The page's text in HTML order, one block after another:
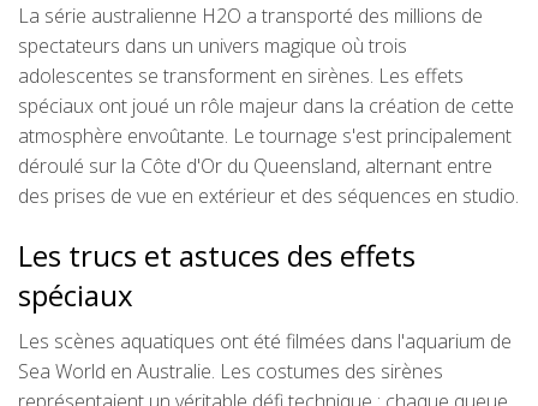
La série australienne H2O a transporté des millions de
spectateurs dans un univers magique où trois
adolescentes se transforment en sirènes. Les effets
spéciaux ont joué un rôle majeur dans la création de cette
atmosphère envoûtante. Le tournage s'est principalement
déroulé sur la Côte d'Or du Queensland, alternant entre
des prises de vue en extérieur et des séquences en studio.
Les trucs et astuces des effets
spéciaux
Les scènes aquatiques ont été filmées dans l'aquarium de
Sea World en Australie. Les costumes des sirènes